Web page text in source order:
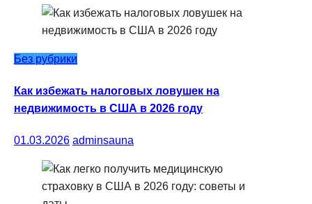
Без рубрики
Как избежать налоговых ловушек на
недвижимость в США в 2026 году
01.03.2026 adminsauna